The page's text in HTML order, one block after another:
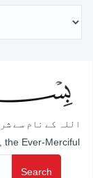
اللہ کے نام سے
the Ever-Merciful
Search